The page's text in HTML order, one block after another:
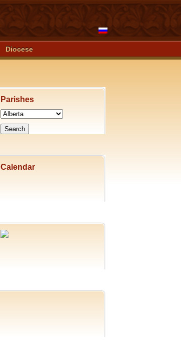
Diocese
Parishes
Calendar